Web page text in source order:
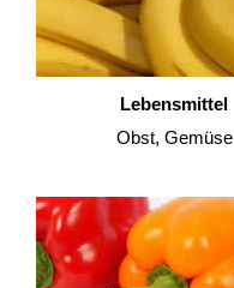
Lebensmittel
Obst, Gemüse